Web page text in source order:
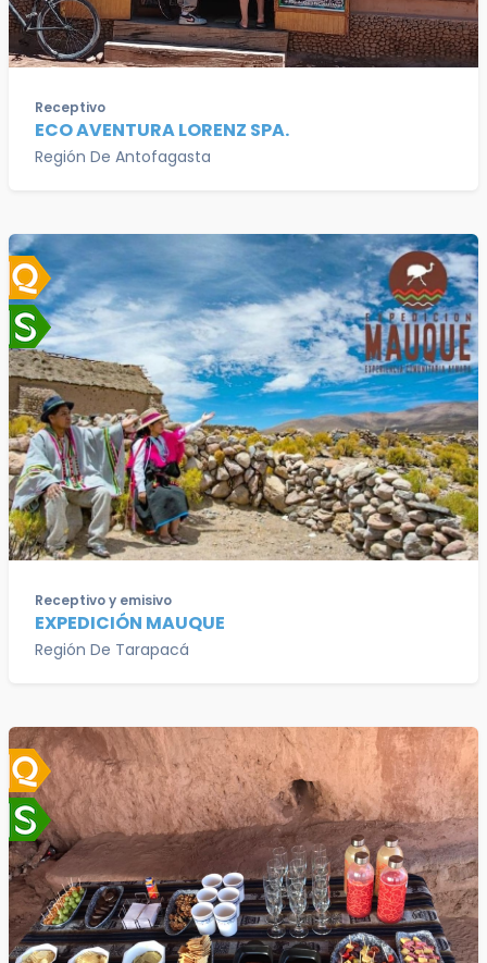
Receptivo
ECO AVENTURA LORENZ SPA.
Región De Antofagasta
Receptivo y emisivo
EXPEDICIÓN MAUQUE
Región De Tarapacá